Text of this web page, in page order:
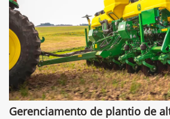
Gerenciamento de plantio de